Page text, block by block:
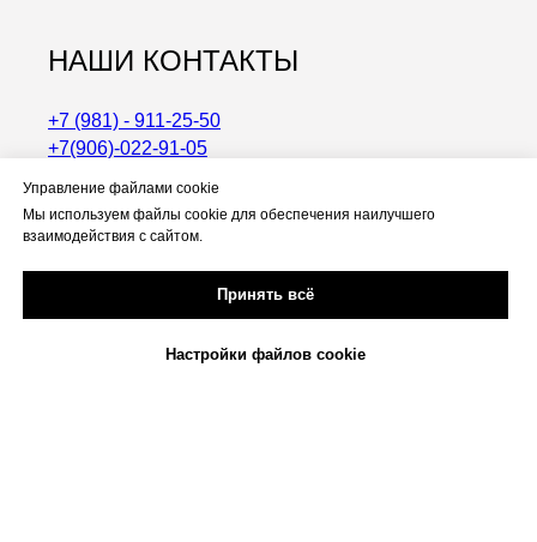
НАШИ КОНТАКТЫ
+7 (981) - 911-25-50
+7(906)-022-91-05
awesome.pride@mail.ru
Машкова улица, 17, Москва, 105062
Управление файлами cookie
Мы используем файлы cookie для обеспечения наилучшего
взаимодействия с сайтом.
Принять всё
Настройки файлов cookie